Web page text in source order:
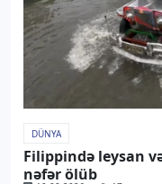
DÜNYA
Filippində leysan
nəfər ölüb